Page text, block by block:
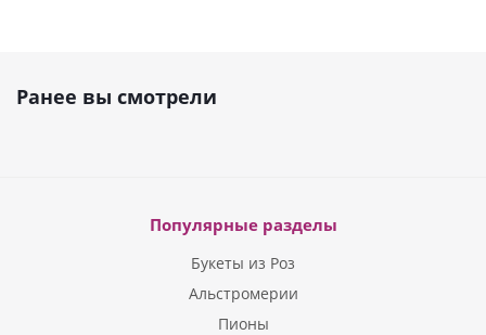
Ранее вы смотрели
Популярные разделы
Букеты из Роз
Альстромерии
Пионы